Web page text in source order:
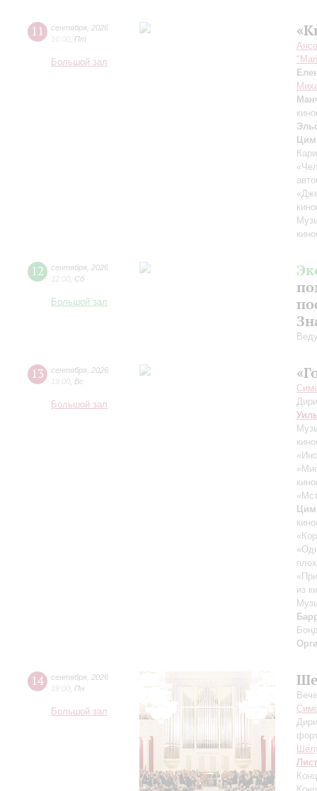
11 сентября 2026
16:00 Пт
Большой зал
12 сентября 2026
12:00 Сб
Большой зал
13 сентября 2026
19:00 Вс
Большой зал
из
14 сентября 2026
19:00 Пн
Большой зал
Лист